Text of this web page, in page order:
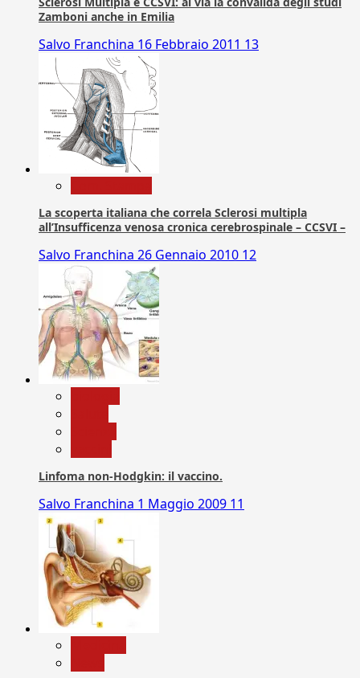
Zamboni anche in Emilia
Salvo Franchina 16 Febbraio 2011 13
La scoperta italiana che correla Sclerosi multipla
all’Insufficenza venosa cronica cerebrospinale – CCSVI –
Salvo Franchina 26 Gennaio 2010 12
Linfoma non-Hodgkin: il vaccino.
Salvo Franchina 1 Maggio 2009 11